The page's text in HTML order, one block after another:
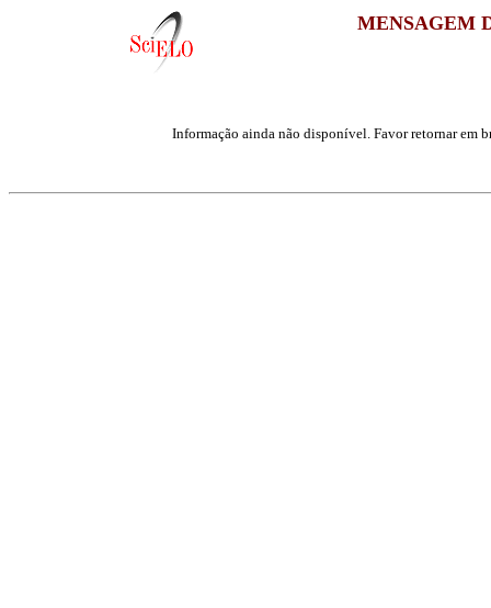
MENSAGEM
Informação ainda não disponível. Favor retornar em